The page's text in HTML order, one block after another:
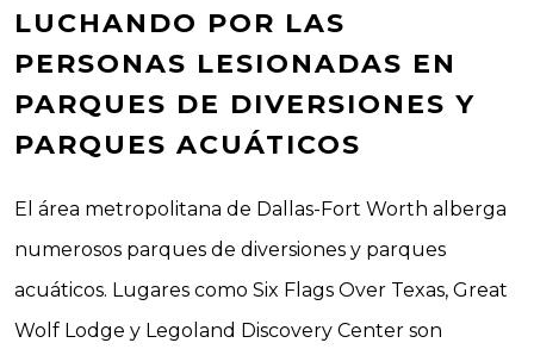
LUCHANDO POR LAS
PERSONAS LESIONADAS EN
PARQUES DE DIVERSIONES Y
PARQUES ACUÁTICOS
El área metropolitana de Dallas-Fort Worth alberga
numerosos parques de diversiones y parques
acuáticos. Lugares como Six Flags Over Texas, Great
Wolf Lodge y Legoland Discovery Center son